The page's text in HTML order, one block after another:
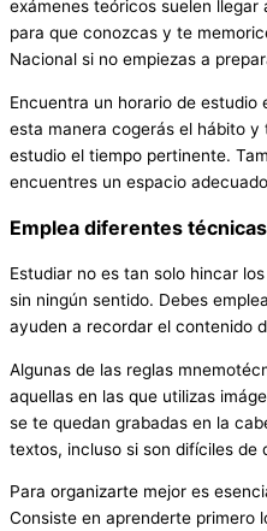
exámenes teóricos suelen
para que conozcas y te
Nacional si no empiezas a
Encuentra un horario de
esta manera cogerás el hábito
estudio el tiempo pertinente.
encuentres un espacio
Emplea diferentes
Estudiar no es tan solo hincar
sin ningún sentido. Debes
ayuden a recordar el contenido
Algunas de las reglas
aquellas en las que utilizas
se te quedan grabadas en la
textos, incluso si son difíciles de
Para organizarte mejor es
Consiste en aprenderte primero